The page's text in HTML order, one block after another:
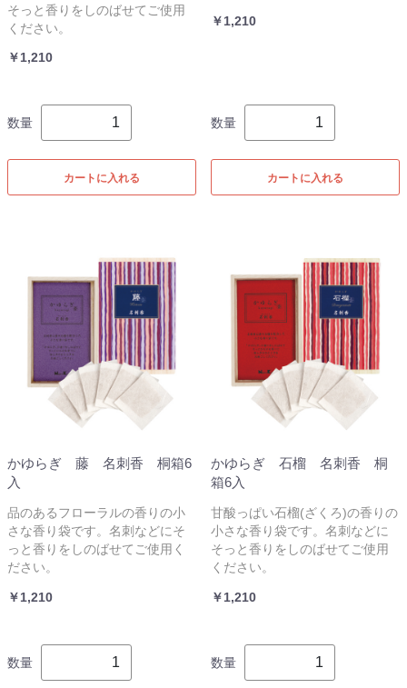
そっと香りをしのばせてご使用
ください。
￥1,210
数量
カートに入れる
￥1,210
数量
カートに入れる
かゆらぎ 藤 名刺香 桐箱6
入
品のあるフローラルの香りの小
さな香り袋です。名刺などにそ
っと香りをしのばせてご使用く
ださい。
￥1,210
数量
かゆらぎ 石榴 名刺香 桐
箱6入
甘酸っぱい石榴(ざくろ)の香りの
小さな香り袋です。名刺などに
そっと香りをしのばせてご使用
ください。
￥1,210
数量